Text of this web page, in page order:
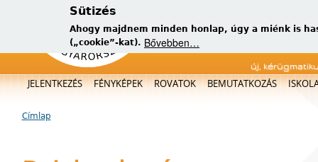
Sütizés
Ahogy majdnem minden honlap, úgy a miénk is
(„cookie”-kat). Bővebben…
új,
Főmenü
JELENTKEZÉS FÉNYKÉPEK ROVATOK BEMUTATKOZÁS
Jelenlegi hely
Címlap